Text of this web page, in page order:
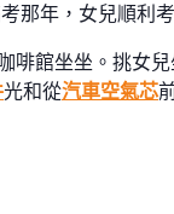
那年，女兒順利
啡館坐坐。挑女
光和從汽車空氣芯